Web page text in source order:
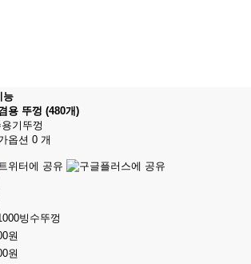
능
용 뚜껑 (480개)
기뚜껑
옵션 0 개
빙수뚜껑
원
원